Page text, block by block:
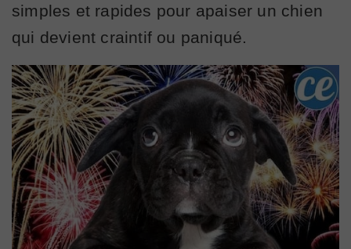
simples et rapides pour apaiser un chien
qui devient craintif ou paniqué.